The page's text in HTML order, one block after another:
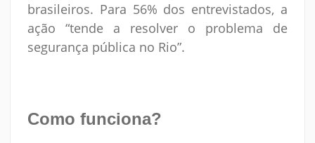
brasileiros. Para 56% dos entrevistados, a
ação “tende a resolver o problema de
segurança pública no Rio”.
Como funciona?